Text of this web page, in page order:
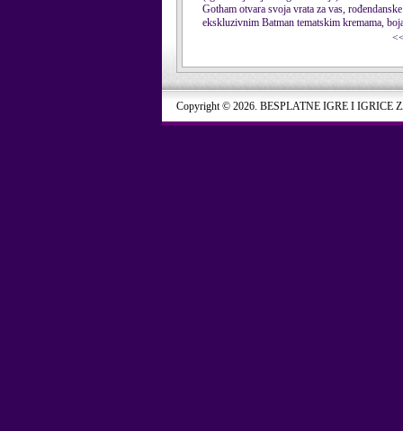
Gotham otvara svoja vrata za vas,
ekskluzivnim Batman tematskim kremama,
Copyright © 2026. BESPLATNE IGRE I IGRICE